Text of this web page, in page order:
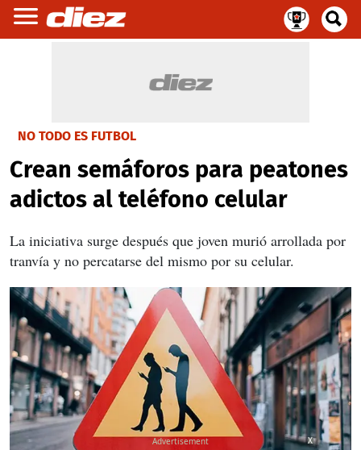
NO TODO ES FUTBOL
Crean semáforos para peatones
adictos al teléfono celular
La iniciativa surge después que joven murió arrollada por
tranvía y no percatarse del mismo por su celular.
X